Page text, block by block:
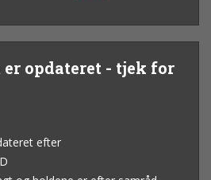
opdateret - tjek for
efter